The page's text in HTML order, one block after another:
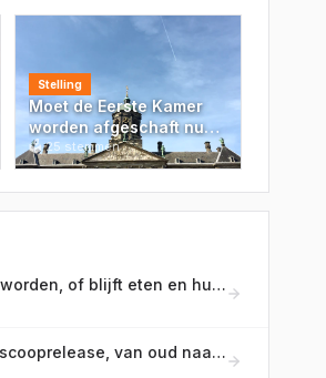
Stelling
Moet de Eerste Kamer
worden afgeschaft nu
wetten daar zelden nog
sneuvelen?
🗳25 stemmen
Moet het toestaan van honden in restaurants standaard worden, of blijft eten en huisdier gescheiden?
Zet deze Nederlandse cultkomedies op volgorde van bioscooprelease, van oud naar nieuw!